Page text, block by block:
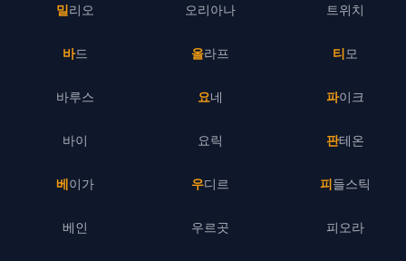
밀리오
바드
바루스
바이
베이가
베인
오리아나
올라프
요네
요릭
우디르
우르곳
트위치
티모
파이크
판테온
피들스틱
피오라